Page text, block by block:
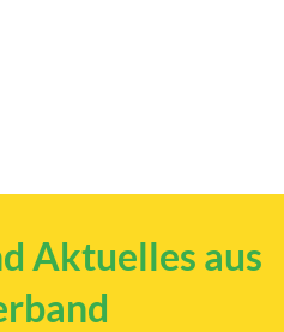
Aktuelles aus